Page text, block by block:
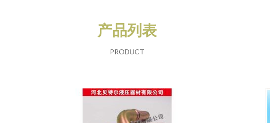
产品列表
PRODUCT